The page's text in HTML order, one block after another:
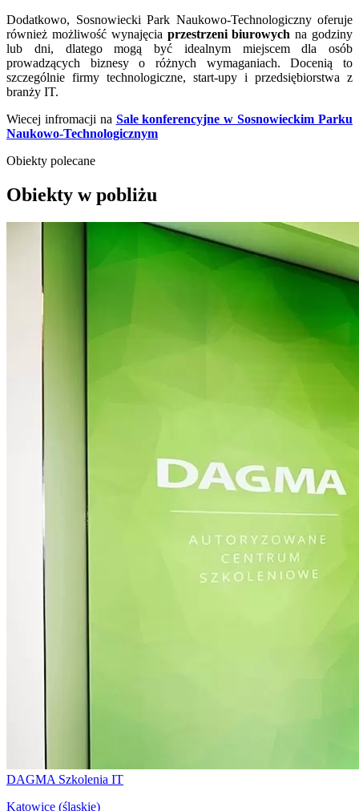
Dodatkowo, Sosnowiecki Park Naukowo-Technologiczny oferuje
również możliwość wynajęcia przestrzeni biurowych na godziny
lub dni, dlatego mogą być idealnym miejscem dla osób
prowadzących biznesy o różnych wymaganiach. Docenią to
szczególnie firmy technologiczne, start-upy i przedsiębiorstwa z
branży IT.
Wiecej infromacji na Sale konferencyjne w Sosnowieckim Parku
Naukowo-Technologicznym
Obiekty polecane
Obiekty w pobliżu
DAGMA Szkolenia IT
Katowice (śląskie)